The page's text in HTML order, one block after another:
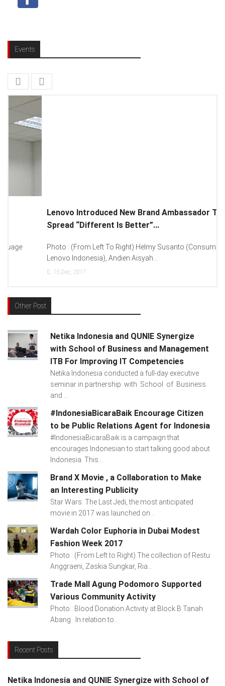
Events
Lenovo Introduced New Brand Ambassador To
Spread “Different Is Better”...
Photo : (From Left To Right) Helmy Susanto (Consumer Lead
Lenovo Indonesia), Andien Aisyah...
Dec, 2017
Other Post
Netika Indonesia and QUNIE Synergize
with School of Business and Management
ITB For Improving IT Competencies
Netika Indonesia conducted a full-day executive
seminar in partnership with School of Business
and ...
#IndonesiaBicaraBaik Encourage Citizen
to be Public Relations Agent for Indonesia
#IndonesiaBicaraBaik is a campaign that
encourages Indonesian to start talking good about
Indonesia. This...
Brand X Movie , a Collaboration to Make
an Interesting Publicity
Star Wars: The Last Jedi, the most anticipated
movie in 2017 was launched on...
Wardah Color Euphoria in Dubai Modest
Fashion Week 2017
Photo : (From Left to Right) The collection of Restu
Anggraeni, Zaskia Sungkar, Ria...
Trade Mall Agung Podomoro Supported
Various Community Activity
Photo : Blood Donation Activity at Block B Tanah
Abang In relation to...
Recent Posts
Netika Indonesia and QUNIE Synergize with School of